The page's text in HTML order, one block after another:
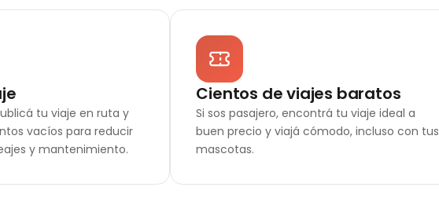
tu viaje en ruta y
vacíos para reducir
y mantenimiento.
Cientos de viajes baratos
Si sos pasajero, encontrá tu viaje ideal a
buen precio y viajá cómodo, incluso con tus
mascotas.